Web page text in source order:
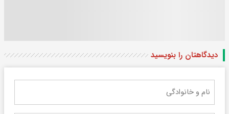
دیدگاهتان را بنویسید